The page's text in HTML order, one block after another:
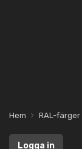
Hem RAL-färger
Logga in